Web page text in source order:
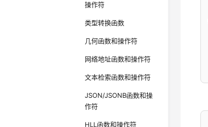
操作符
类型转换函数
几何函数和操作符
网络地址函数和操作符
文本检索函数和操作符
JSON/JSONB函数和操
作符
HLL函数和操作符